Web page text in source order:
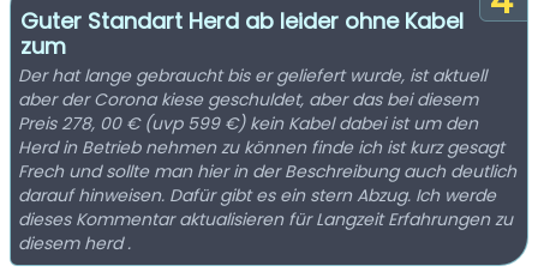
Guter Standart Herd ab leider ohne Kabel
zum
Der hat lange gebraucht bis er geliefert wurde, ist aktuell
aber der Corona kiese geschuldet, aber das bei diesem
Preis 278, 00 € (uvp 599 €) kein Kabel dabei ist um den
Herd in Betrieb nehmen zu können finde ich ist kurz gesagt
Frech und sollte man hier in der Beschreibung auch deutlich
darauf hinweisen. Dafür gibt es ein stern Abzug. Ich werde
dieses Kommentar aktualisieren für Langzeit Erfahrungen zu
diesem herd .